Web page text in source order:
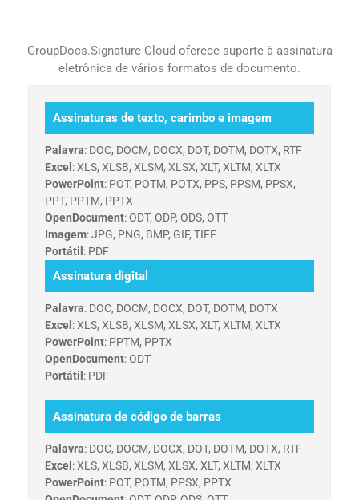
GroupDocs.Signature Cloud oferece suporte à assinatura
eletrônica de vários formatos de documento.
Assinaturas de texto, carimbo e imagem
Palavra: DOC, DOCM, DOCX, DOT, DOTM, DOTX, RTF
Excel : XLS, XLSB, XLSM, XLSX, XLT, XLTM, XLTX
PowerPoint: POT, POTM, POTX, PPS, PPSM, PPSX,
PPT, PPTM, PPTX
OpenDocument: ODT, ODP, ODS, OTT
Imagem: JPG, PNG, BMP, GIF, TIFF
Portátil : PDF
Assinatura digital
Palavra: DOC, DOCM, DOCX, DOT, DOTM, DOTX
Excel : XLS, XLSB, XLSM, XLSX, XLT, XLTM, XLTX
PowerPoint: PPTM, PPTX
OpenDocument: ODT
Portátil : PDF
Assinatura de código de barras
Palavra: DOC, DOCM, DOCX, DOT, DOTM, DOTX, RTF
Excel : XLS, XLSB, XLSM, XLSX, XLT, XLTM, XLTX
PowerPoint: POT, POTM, PPSX, PPTX